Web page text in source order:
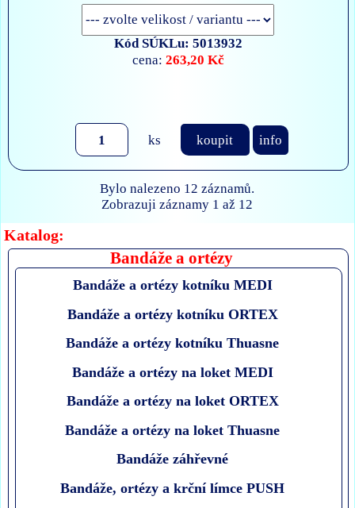
Katalog:
Bandáže a ortézy
Bandáže a ortézy kotníku MEDI
Bandáže a ortézy kotníku ORTEX
Bandáže a ortézy kotníku Thuasne
Bandáže a ortézy na loket MEDI
Bandáže a ortézy na loket ORTEX
Bandáže a ortézy na loket Thuasne
Bandáže záhřevné
Bandáže, ortézy a krční límce PUSH
Kód SÚKLu: 5013932
cena: 263,20 Kč
ks koupit info
Bylo nalezeno 12 záznamů.
Zobrazuji záznamy 1 až 12